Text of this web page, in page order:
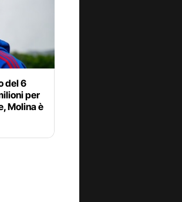
del 6
per
Molina è